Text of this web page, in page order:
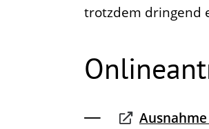
trotzdem dringend